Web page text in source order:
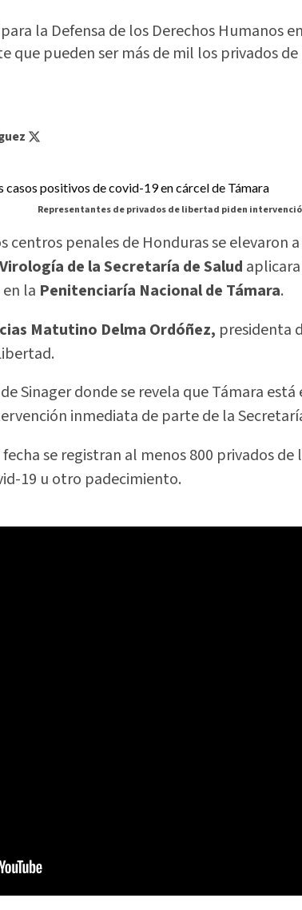
la Defensa de los Derechos Humanos
que pueden ser más de mil los privados
Representantes de privados de libertad piden
centros penales de Honduras se elevaron
de la Secretaría de Salud
la Penitenciaría Nacional de Támara.
Matutino Delma Ordóñez, presidenta
Sinager donde se revela que Támara
inmediata de parte de la
se registran al menos 800 privados
19 u otro padecimiento.